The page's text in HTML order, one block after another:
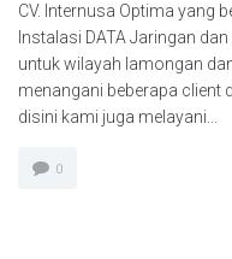
CV. Internusa Optima yang
Instalasi DATA Jaringan
untuk wilayah lamongan
menangani beberapa client
disini kami juga melayani...
0